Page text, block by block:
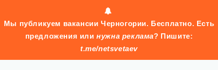
Мы публикуем вакансии Черногории. Бесплатно. Есть
предложения илинужна реклама? Пишите:
t.me/netsvetaev